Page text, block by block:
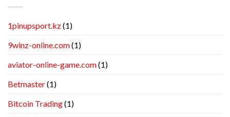
1pinupsport.kz(1)
9winz-online.com(1)
aviator-online-game.com(1)
Betmaster(1)
Bitcoin Trading(1)